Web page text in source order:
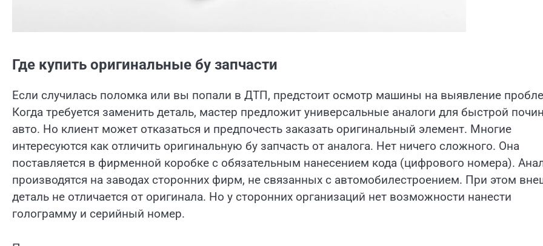
Где купить оригинальные бу запчасти
Если случилась поломка или вы попали в ДТП, предстоит осмотр машины на выявление
Когда требуется заменить деталь, мастер предложит универсальные аналоги для быстрой
авто. Но клиент может отказаться и предпочесть заказать оригинальный элемент. Многие
интересуются как отличить оригинальную бу запчасть от аналога. Нет ничего сложного. Она
поставляется в фирменной коробке с обязательным нанесением кода (цифрового номера).
производятся на заводах сторонних фирм, не связанных с автомобилестроением. При этом
деталь не отличается от оригинала. Но у сторонних организаций нет возможности нанести
голограмму и серийный номер.